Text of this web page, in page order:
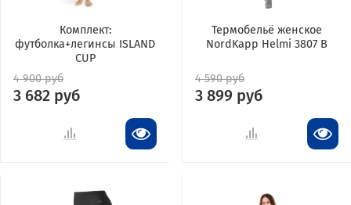
Комплект:
футболка+легинсы ISLAND
CUP
4 900 руб
3 682 руб
Термобельё женское
NordKapp Helmi 3807 B
4 590 руб
3 899 руб